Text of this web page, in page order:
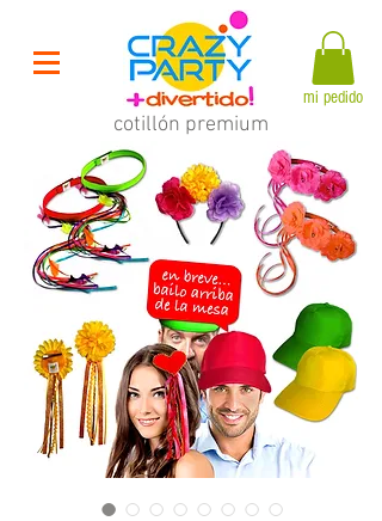
mi pedido
cotillón premium